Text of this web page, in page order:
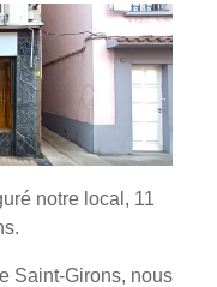
notre local, 11
Saint-Girons, nous